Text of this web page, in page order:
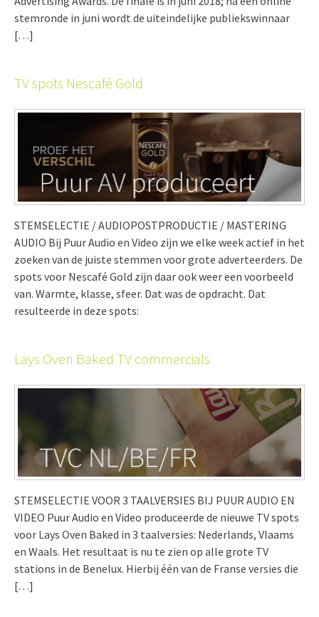
stemronde in juni wordt de uiteindelijke publiekswinnaar
[…]
TV spots Nescafé Gold
STEMSELECTIE / AUDIOPOSTPRODUCTIE / MASTERING
AUDIO Bij Puur Audio en Video zijn we elke week actief in het
zoeken van de juiste stemmen voor grote adverteerders. De
spots voor Nescafé Gold zijn daar ook weer een voorbeeld
van. Warmte, klasse, sfeer. Dat was de opdracht. Dat
resulteerde in deze spots:
Lays Oven Baked TV commercials
STEMSELECTIE VOOR 3 TAALVERSIES BIJ PUUR AUDIO EN
VIDEO Puur Audio en Video produceerde de nieuwe TV spots
voor Lays Oven Baked in 3 taalversies: Nederlands, Vlaams
en Waals. Het resultaat is nu te zien op alle grote TV
stations in de Benelux. Hierbij één van de Franse versies die
[…]